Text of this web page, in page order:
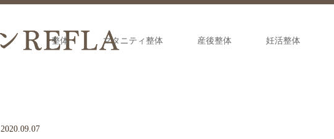
整体 マタニティ整体 産後整体 妊活整体
2020.09.07